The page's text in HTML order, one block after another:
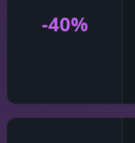
-40%